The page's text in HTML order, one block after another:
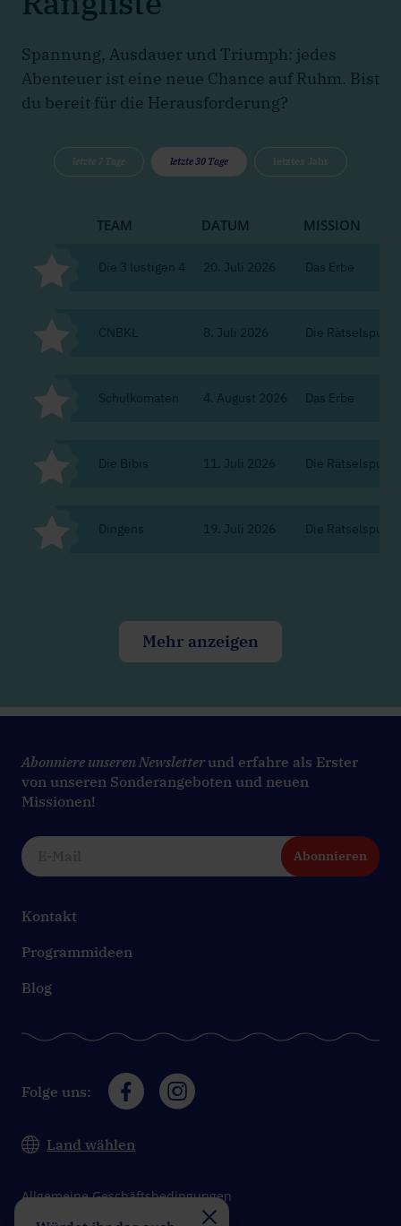
Spannung, Ausdauer und Triumph: jedes
Abenteuer ist eine neue Chance auf Ruhm. Bist
du bereit für die Herausforderung?
letzte 7 Tage letzte 30 Tage letztes Jahr
TEAM DATUM MISSION
Die 3 lustigen 4 20. Juli 2026 Das Erbe
CNBKL 8. Juli 2026 Die Rätselspur
Schulkomaten 4. August 2026 Das Erbe
Die Bibis 11. Juli 2026 Die Rätselspur
Dingens 19. Juli 2026 Die Rätselspur
Mehr anzeigen
Abonniere unseren Newsletterund erfahre als Erster
von unseren Sonderangeboten und neuen
Missionen!
Abonnieren
Kontakt
Programmideen
Blog
Folge uns:
Land wählen
Allgemeine Geschäftsbedingungen